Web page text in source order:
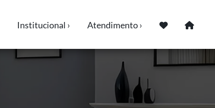
Institucional › Atendimento ›